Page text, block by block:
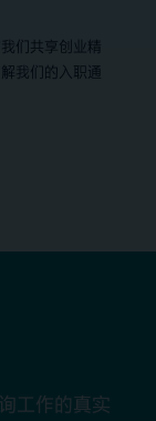
们共享创业精
我们的入职通
工作的真实